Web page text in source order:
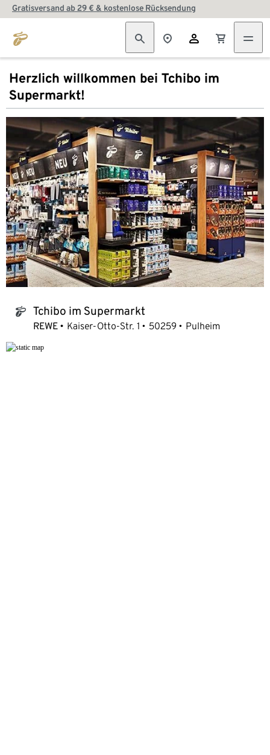
Gratisversand ab 29 € & kostenlose Rücksendung
Herzlich willkommen bei Tchibo im
Supermarkt!
tchibo_logo Tchibo im Supermarkt
REWE Kaiser-Otto-Str. 1 50259 Pulheim